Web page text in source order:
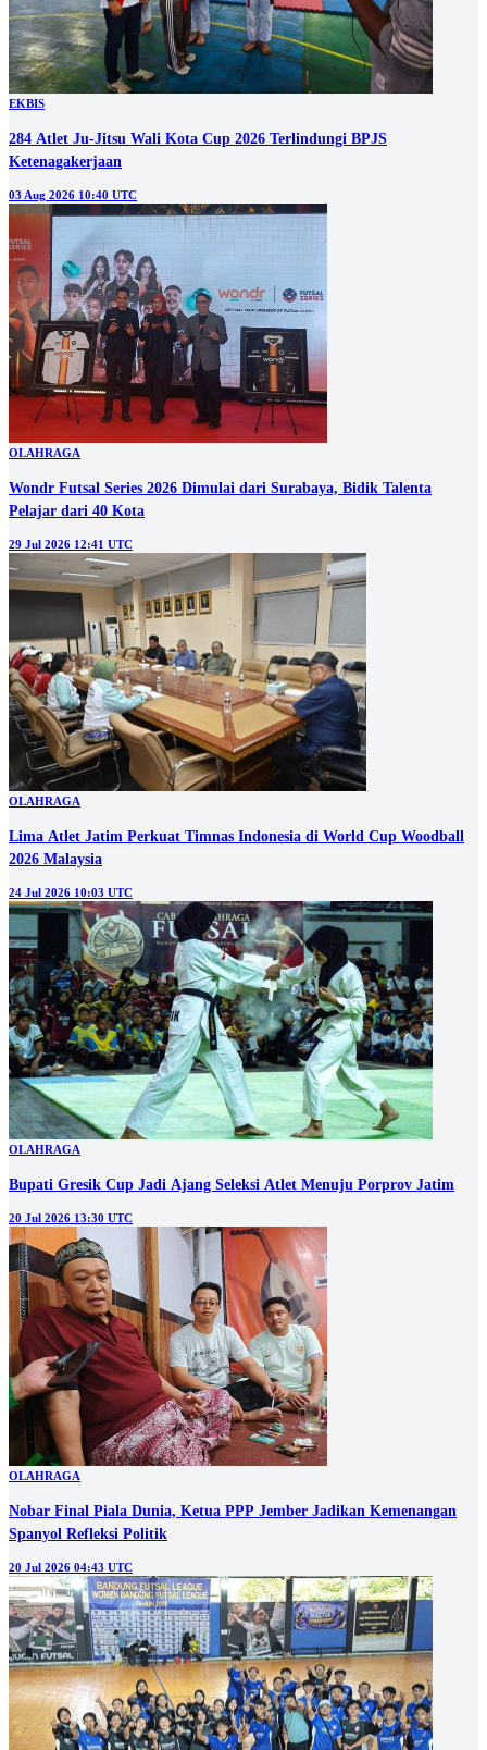
EKBIS
284 Atlet Ju-Jitsu Wali Kota Cup 2026 Terlindungi BPJS
Ketenagakerjaan
03 Aug 2026 10:40 UTC
OLAHRAGA
Wondr Futsal Series 2026 Dimulai dari Surabaya, Bidik Talenta
Pelajar dari 40 Kota
29 Jul 2026 12:41 UTC
OLAHRAGA
Lima Atlet Jatim Perkuat Timnas Indonesia di World Cup Woodball
2026 Malaysia
24 Jul 2026 10:03 UTC
OLAHRAGA
Bupati Gresik Cup Jadi Ajang Seleksi Atlet Menuju Porprov Jatim
20 Jul 2026 13:30 UTC
OLAHRAGA
Nobar Final Piala Dunia, Ketua PPP Jember Jadikan Kemenangan
Spanyol Refleksi Politik
20 Jul 2026 04:43 UTC